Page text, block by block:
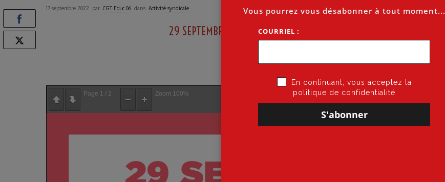
17 septembre 2022 par CGT·Educ 06 dans Activité syndicale
29 SEPTEMBRE EN GRÈVEPOUR NOS
Page 1 / 2 Zoom 100%
Vous pourrez vous désabonner à tout moment...
COURRIEL :
En continuant, vous acceptez la
politique de confidentialité